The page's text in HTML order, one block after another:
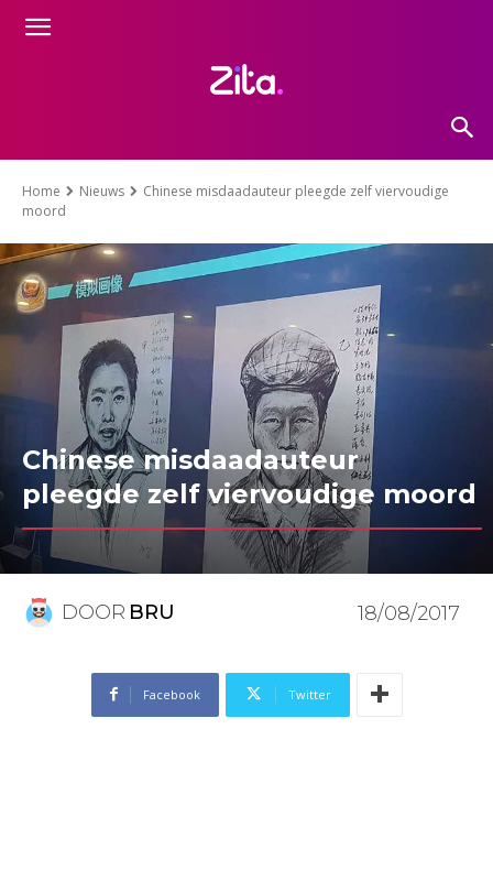
Home Nieuws
Chinese misdaadauteur pleegde zelf viervoudige
moord
Chinese misdaadauteur
pleegde zelf viervoudige moord
DOOR BRU 18/08/2017
Facebook Twitter